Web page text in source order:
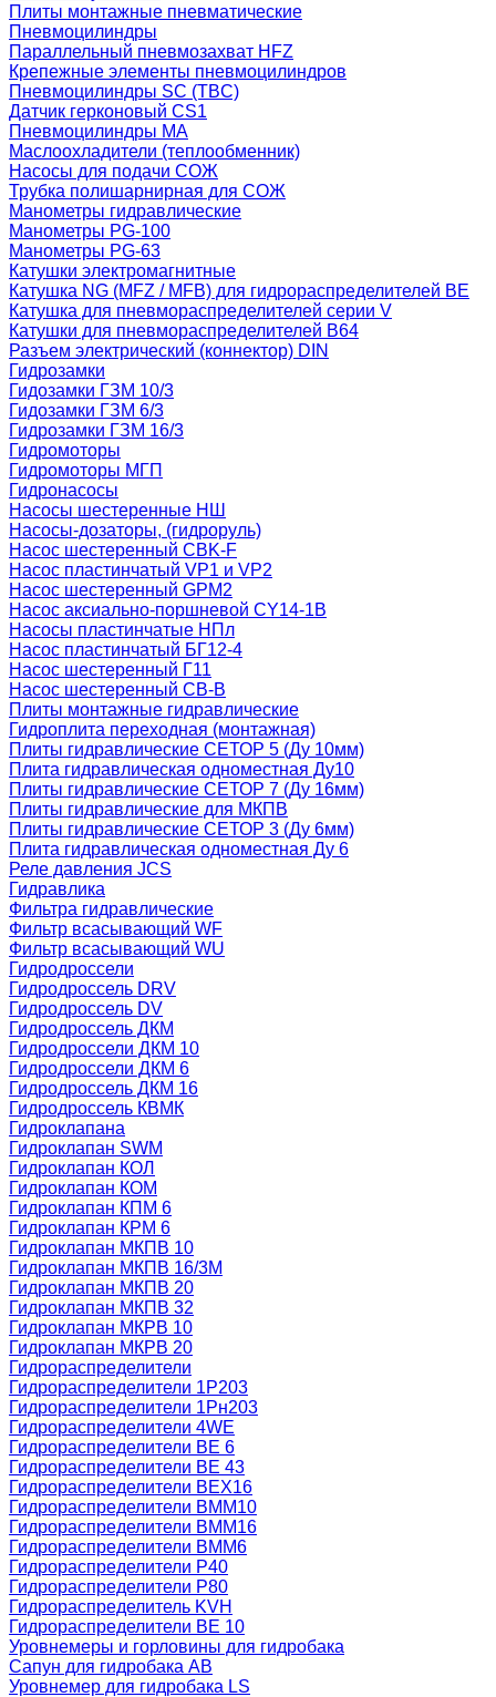
Плиты монтажные пневматические
Пневмоцилиндры
Параллельный пневмозахват HFZ
Крепежные элементы пневмоцилиндров
Пневмоцилиндры SC (TBC)
Датчик герконовый CS1
Пневмоцилиндры MA
Маслоохладители (теплообменник)
Насосы для подачи СОЖ
Трубка полишарнирная для СОЖ
Манометры гидравлические
Манометры PG-100
Манометры PG-63
Катушки электромагнитные
Катушка NG (MFZ / MFB) для гидрораспределителей ВЕ
Катушка для пневмораспределителей серии V
Катушки для пневмораспределителей В64
Разъем электрический (коннектор) DIN
Гидрозамки
Гидозамки ГЗМ 10/3
Гидозамки ГЗМ 6/3
Гидрозамки ГЗМ 16/3
Гидромоторы
Гидромоторы МГП
Гидронасосы
Насосы шестеренные НШ
Насосы-дозаторы, (гидроруль)
Насос шестеренный CBK-F
Насос пластинчатый VP1 и VP2
Насос шестеренный GPM2
Насос аксиально-поршневой CY14-1B
Насосы пластинчатые НПл
Насос пластинчатый БГ12-4
Насос шестеренный Г11
Насос шестеренный СВ-В
Плиты монтажные гидравлические
Гидроплита переходная (монтажная)
Плиты гидравлические СЕТОР 5 (Ду 10мм)
Плита гидравлическая одноместная Ду10
Плиты гидравлические СЕТОР 7 (Ду 16мм)
Плиты гидравлические для МКПВ
Плиты гидравлические СЕТОР 3 (Ду 6мм)
Плита гидравлическая одноместная Ду 6
Реле давления JCS
Гидравлика
Фильтра гидравлические
Фильтр всасывающий WF
Фильтр всасывающий WU
Гидродроссели
Гидродроссель DRV
Гидродроссель DV
Гидродроссель ДКМ
Гидродроссели ДКМ 10
Гидродроссели ДКМ 6
Гидродроссель ДКМ 16
Гидродроссель КВМК
Гидроклапана
Гидроклапан SWM
Гидроклапан КОЛ
Гидроклапан КОМ
Гидроклапан КПМ 6
Гидроклапан КРМ 6
Гидроклапан МКПВ 10
Гидроклапан МКПВ 16/3М
Гидроклапан МКПВ 20
Гидроклапан МКПВ 32
Гидроклапан МКРВ 10
Гидроклапан МКРВ 20
Гидрораспределители
Гидрораспределители 1Р203
Гидрораспределители 1Рн203
Гидрораспределители 4WE
Гидрораспределители ВЕ 6
Гидрораспределители ВЕ 43
Гидрораспределители ВЕХ16
Гидрораспределители ВММ10
Гидрораспределители ВММ16
Гидрораспределители ВММ6
Гидрораспределители Р40
Гидрораспределители Р80
Гидрораспределитель KVH
Гидрораспределители ВЕ 10
Уровнемеры и горловины для гидробака
Сапун для гидробака АВ
Уровнемер для гидробака LS